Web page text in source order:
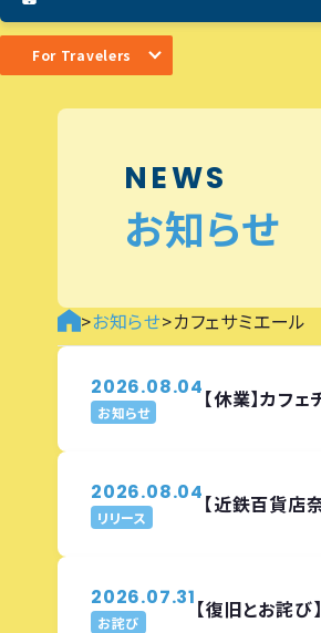
For Travelers
NEWS
お知らせ
>お知らせ>カフェサミエール
2026.08.04
お知らせ 【休業】カフ
2026.08.04
リリース 【近鉄百貨店
2026.07.31
お詫び 【復旧とお詫